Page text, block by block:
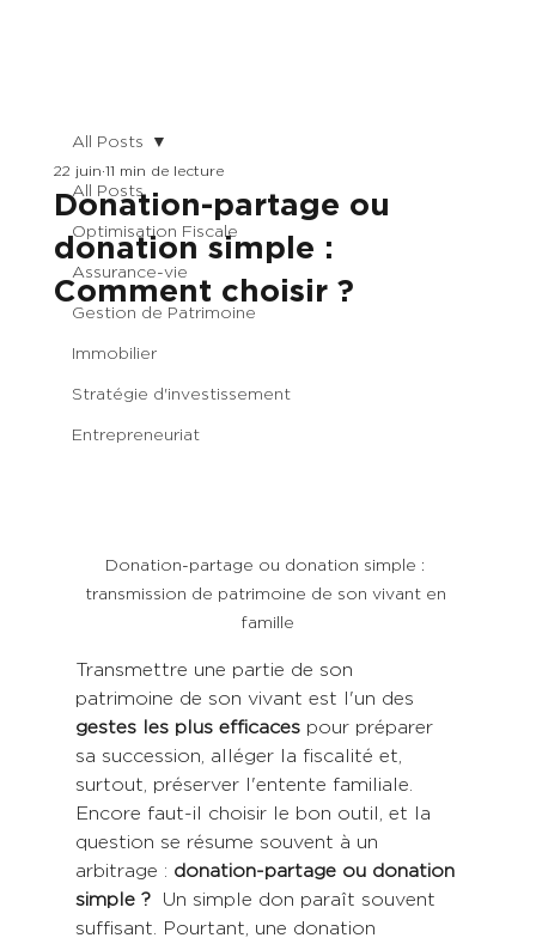
All Posts
Optimisation Fiscale
Assurance-vie
Gestion de Patrimoine
Immobilier
Stratégie d'investissement
Entrepreneuriat
All Posts
Donation-partage ou
donation simple :
Comment choisir ?
22 juin 11 min de lecture
Donation-partage ou donation simple :
transmission de patrimoine de son vivant en
famille
Transmettre une partie de son
patrimoine de son vivant est l'un des
gestes les plus efficaces pour préparer
sa succession, alléger la fiscalité et,
surtout, préserver l'entente familiale.
Encore faut-il choisir le bon outil, et la
question se résume souvent à un
arbitrage : donation-partage ou donation
simple ?
  Un simple don paraît souvent
suffisant. Pourtant, une donation